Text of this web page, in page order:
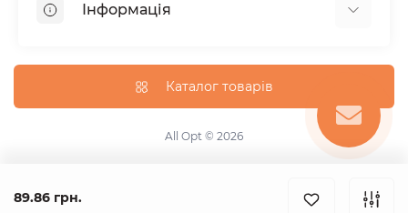
89.86 грн.
Інформація
Оплата та доставка
Повернення та обмін
Політика конфіденційності
Каталог товарів
All Opt © 2026